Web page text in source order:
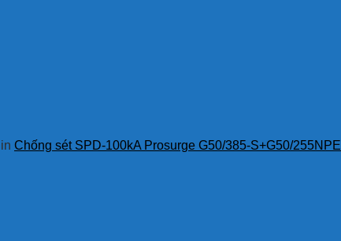
in Chống sét SPD-100kA Prosurge G50/385-S+G50/255NPE